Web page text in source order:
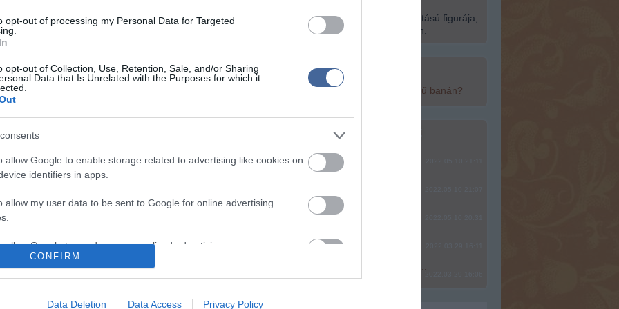
opt-out of processing my Personal Data for Targeted
opt-out of Collection, Use, Retention, Sale, and/or Sharing
Data that Is Unrelated with the Purposes for which it
allow Google to enable storage related to advertising like cookies on
identifiers in apps.
allow my user data to be sent to Google for online advertising
allow Google to send me personalized advertising.
allow Google to enable storage related to analytics like cookies on
CONFIRM
Data Deletion Data Access Privacy Policy
elkerülésére a BKK a Hermina út - Állatkerti körút -
a Hermina út - Ajtósi Dürer sor - Dózsa György
miatt a területen, valamint az M3-as autópálya
szakaszán, különösen a reggeli csúcsidőszakban
rendeznek gyermeknapot a Városligetben
Városliget fáiról Zugló polgármestere
hozzáfűzött hozzászólások nem a ma.hu
fesztiválkultúra egyik legnagyobb hatású figurája,
Skrillex lép fel a Szabadság Szigetén.
Nem is olyan egészséges a népszerű banán?
top fórum témák:
Tanár Úr gyere, mindjárt lesz Lillád!
JólVanna
Mit szólsz? Ide minden baromságot...